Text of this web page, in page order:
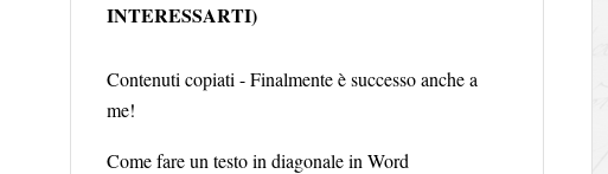
INTERESSARTI)
Contenuti copiati - Finalmente è successo anche a
me!
Come fare un testo in diagonale in Word